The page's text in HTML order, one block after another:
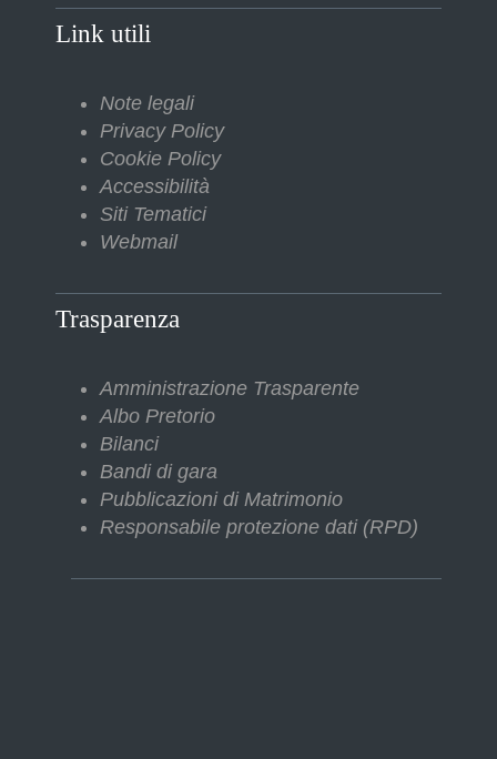
Link utili
Note legali
Privacy Policy
Cookie Policy
Accessibilità
Siti Tematici
Webmail
Trasparenza
Amministrazione Trasparente
Albo Pretorio
Bilanci
Bandi di gara
Pubblicazioni di Matrimonio
Responsabile protezione dati (RPD)